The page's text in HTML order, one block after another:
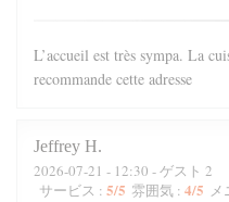
L’accueil est très sympa. La
recommande cette adresse
Jeffrey H
2026-07-21 - 12:30 - ゲスト 2
サービス : 5/5 雰囲気 : 4/5 メ